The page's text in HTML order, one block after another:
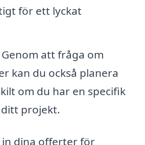
för ett lyckat
Genom att fråga om
kan du också planera
om du har en specifik
projekt.
dina offerter för